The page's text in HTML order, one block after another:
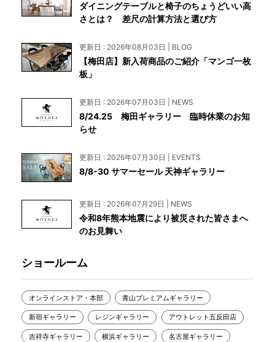
ダイニングテーブルと椅子のちょうどいい高
さとは？ 差尺の計算方法と選び方
更新日 : 2026年08月03日 | BLOG
【梅田店】新入荷商品のご紹介「マンゴ一枚
板」
更新日 : 2026年07月03日 | NEWS
8/24.25 梅田ギャラリー 臨時休業のお知
らせ
更新日 : 2026年07月30日 | EVENTS
8/8-30 サマーセール 天神ギャラリー
更新日 : 2026年07月29日 | NEWS
令和8年熊本地震により被災された皆さまへ
のお見舞い
ショールーム
オンラインストア・本部 青山プレミアムギャラリー
新宿ギャラリー レジンギャラリー アウトレット五反田店
吉祥寺ギャラリー 横浜ギャラリー 名古屋ギャラリー